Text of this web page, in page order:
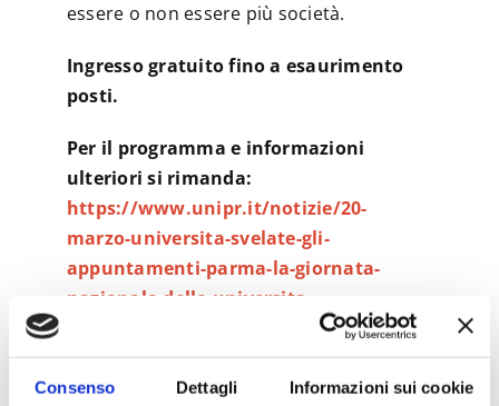
Consenso Dettagli Informazioni sui cookie
essere o non essere più società.
Ingresso gratuito fino a esaurimento
posti.
Per il programma e informazioni
ulteriori si rimanda:
https://www.unipr.it/notizie/20-
marzo-universita-svelate-gli-
appuntamenti-parma-la-giornata-
nazionale-delle-universita
LOCANDINA